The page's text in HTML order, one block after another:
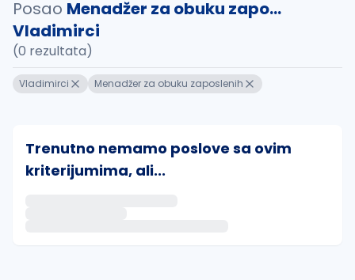
Posao Menadžer za obuku zapo...
Vladimirci
(0 rezultata)
Vladimirci Menadžer za obuku zaposlenih
Trenutno nemamo poslove sa ovim
kriterijumima, ali...